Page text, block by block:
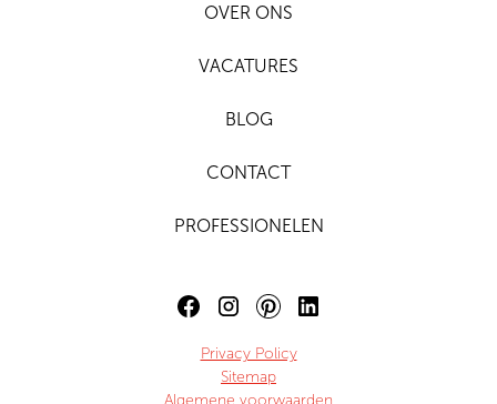
OVER ONS
VACATURES
BLOG
CONTACT
PROFESSIONELEN
Privacy Policy
Sitemap
Algemene voorwaarden